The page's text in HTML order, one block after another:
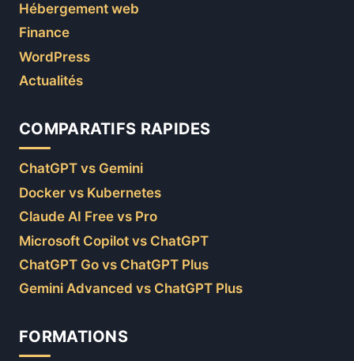
Hébergement web
Finance
WordPress
Actualités
COMPARATIFS RAPIDES
ChatGPT vs Gemini
Docker vs Kubernetes
Claude AI Free vs Pro
Microsoft Copilot vs ChatGPT
ChatGPT Go vs ChatGPT Plus
Gemini Advanced vs ChatGPT Plus
FORMATIONS